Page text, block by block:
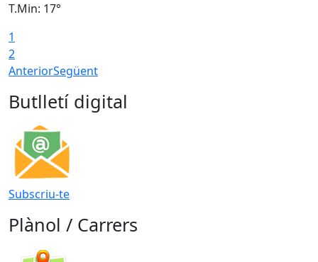
T.Min: 17°
1
2
AnteriorSegüent
Butlletí digital
Subscriu-te
Plànol / Carrers